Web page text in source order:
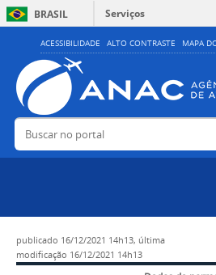
ACESSIBILIDADE ALTO CONTRASTE MAPA
BRASIL
Serviços
Buscar no portal
publicado 16/12/2021 14h13, última
modificação 16/12/2021 14h13